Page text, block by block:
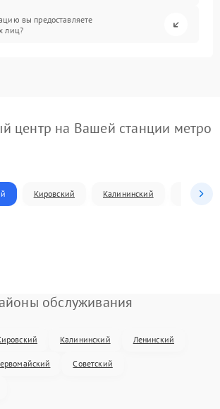
вы предоставляете
лиц?
центр на Вашей станции метро
Кировский Калининский
обслуживания
Калининский Ленинский
Советский